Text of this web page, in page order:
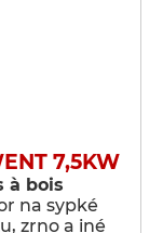
7,5KW
à bois
na sypké
zrno a iné